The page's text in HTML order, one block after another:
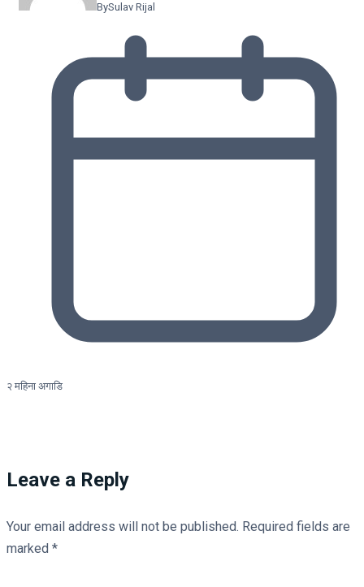
BySulav Rijal
२ महिना अगाडि
Leave a Reply
Your email address will not be published. Required fields are
marked *